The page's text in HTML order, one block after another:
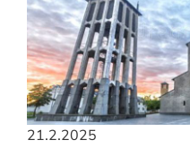
21.2.2025